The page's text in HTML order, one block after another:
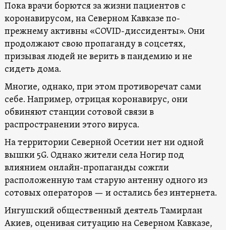
Пока врачи борются за жизни пациентов с
коронавирусом, на Северном Кавказе по-
прежнему активны «COVID-диссиденты». Они
продолжают свою пропаганду в соцсетях,
призывая людей не верить в пандемию и не
сидеть дома.
Многие, однако, при этом противоречат сами
себе. Например, отрицая коронавирус, они
обвиняют станции сотовой связи в
распространении этого вируса.
На территории Северной Осетии нет ни одной
вышки 5G. Однако жители села Ногир под
влиянием онлайн-пропаганды сожгли
расположенную там старую антенну одного из
сотовых операторов — и остались без интернета.
Ингушский общественный деятель Тамирлан
Акиев, оценивая ситуацию на Северном Кавказе,